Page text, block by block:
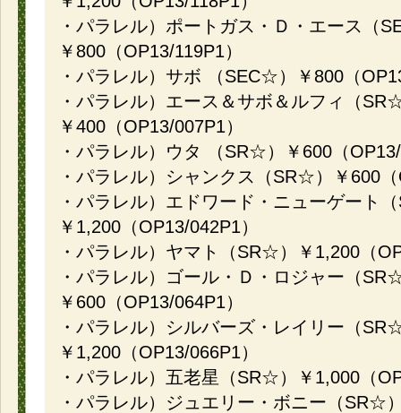
・パラレル）ポートガス・Ｄ・エース（
￥800（OP13/119P1）
・パラレル）サボ （SEC☆）￥800（
・パラレル）エース＆サボ＆ルフィ（
￥400（OP13/007P1）
・パラレル）ウタ （SR☆）￥600（
・パラレル）シャンクス（SR☆）￥600
・パラレル）エドワード・ニューゲート
￥1,200（OP13/042P1）
・パラレル）ヤマト（SR☆）￥1,200（
・パラレル）ゴール・Ｄ・ロジャー（
￥600（OP13/064P1）
・パラレル）シルバーズ・レイリー（
￥1,200（OP13/066P1）
・パラレル）五老星（SR☆）￥1,000（
・パラレル）ジュエリー・ボニー（SR☆